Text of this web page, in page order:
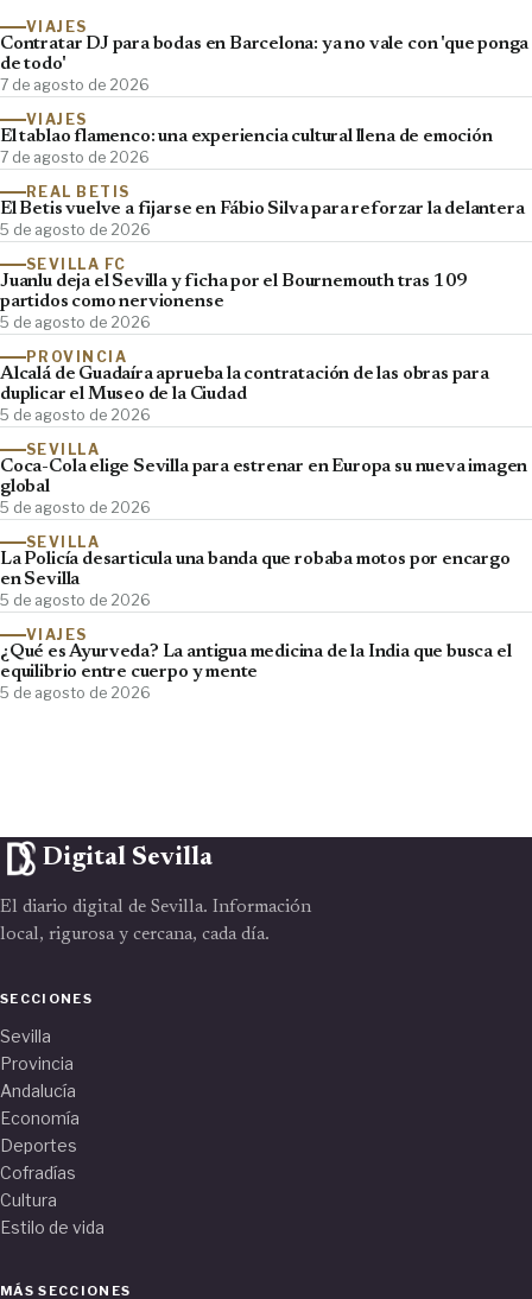
VIAJES
Contratar DJ para bodas en Barcelona: ya no vale con 'que ponga
de todo'
7 de agosto de 2026
VIAJES
El tablao flamenco: una experiencia cultural llena de emoción
7 de agosto de 2026
REAL BETIS
El Betis vuelve a fijarse en Fábio Silva para reforzar la delantera
5 de agosto de 2026
SEVILLA FC
Juanlu deja el Sevilla y ficha por el Bournemouth tras 109
partidos como nervionense
5 de agosto de 2026
PROVINCIA
Alcalá de Guadaíra aprueba la contratación de las obras para
duplicar el Museo de la Ciudad
5 de agosto de 2026
SEVILLA
Coca-Cola elige Sevilla para estrenar en Europa su nueva imagen
global
5 de agosto de 2026
SEVILLA
La Policía desarticula una banda que robaba motos por encargo
en Sevilla
5 de agosto de 2026
VIAJES
¿Qué es Ayurveda? La antigua medicina de la India que busca el
equilibrio entre cuerpo y mente
5 de agosto de 2026
Digital Sevilla
El diario digital de Sevilla. Información
local, rigurosa y cercana, cada día.
SECCIONES
Sevilla
Provincia
Andalucía
Economía
Deportes
Cofradías
Cultura
Estilo de vida
MÁS SECCIONES